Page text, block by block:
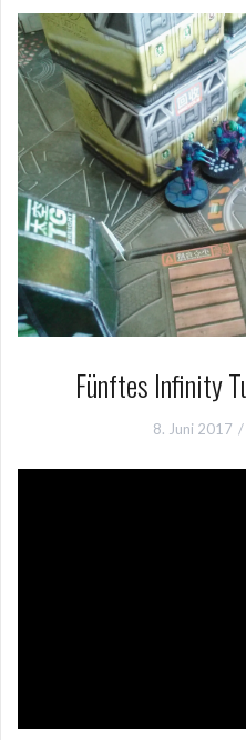
Fünftes Infinity
8. Juni 2017